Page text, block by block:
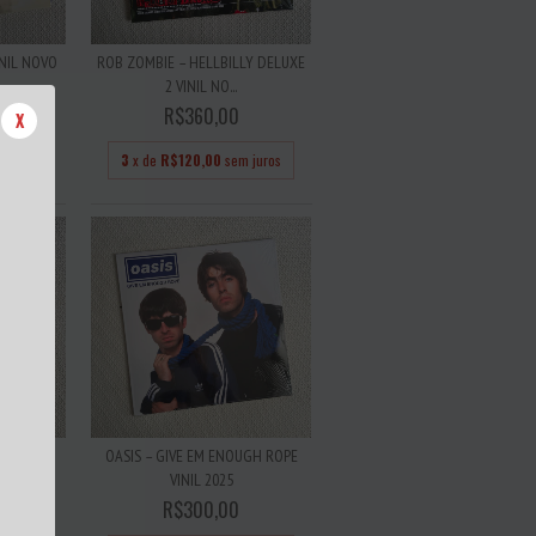
X
NOVO
ROB ZOMBIE – HELLBILLY DELUXE
2 VINIL NO...
R$360,00
3 x de R$120,00 sem juros
VINIL
OASIS – GIVE EM ENOUGH ROPE
VINIL 2025
R$300,00